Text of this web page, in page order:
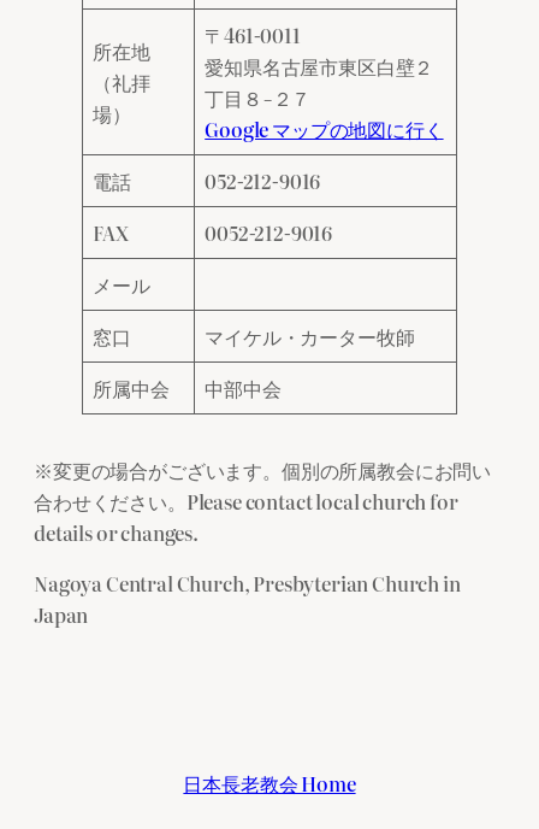
所在地
（礼拝
場）
〒461-0011
愛知県名古屋市東区白壁２
丁目８−２７
Google マップの地図に行く
電話
052-212-9016
FAX
0052-212-9016
メール
窓口
マイケル・カーター牧師
所属中会
中部中会
※変更の場合がございます。個別の所属教会にお問い
合わせください。Please contact local church for
details or changes.
Nagoya Central Church, Presbyterian Church in
Japan
日本長老教会 Home